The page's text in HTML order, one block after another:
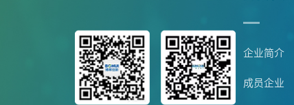
企业简介
成员企业